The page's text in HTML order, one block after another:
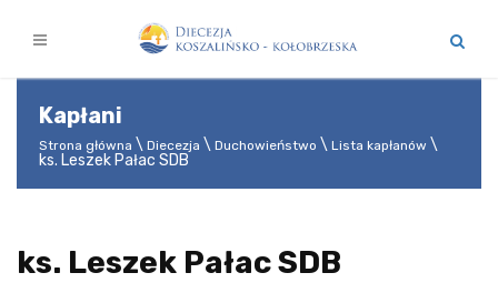
Kapłani
Strona główna Diecezja Duchowieństwo Lista kapłanów
ks. Leszek Pałac SDB
ks. Leszek Pałac SDB